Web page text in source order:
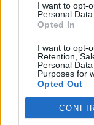
I want to opt-
Personal
Opted In
I want to opt-
Retention,
Personal
Purposes for
Opted Out